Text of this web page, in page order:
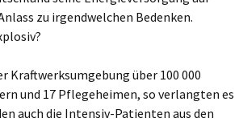
zu irgendwelchen Bedenken.
Kraftwerksumgebung über 100 000
und 17 Pflegeheimen, so verlangten es
auch die Intensiv-Patienten aus den